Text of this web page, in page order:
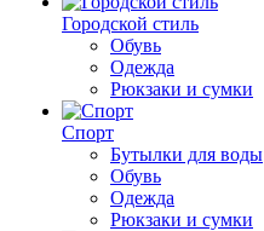
Городской стиль
Обувь
Одежда
Рюкзаки и сумки
Спорт
Бутылки для воды
Обувь
Одежда
Рюкзаки и сумки